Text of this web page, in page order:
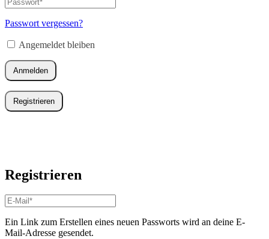
Mail-
Adresse*
Erforderlich
Passwort vergessen?
Angemeldet bleiben
Anmelden
Registrieren
Registrieren
E-
Mail-
Adresse*
Erforderlich
Ein Link zum Erstellen eines neuen Passworts wird an deine E-
Mail-Adresse gesendet.